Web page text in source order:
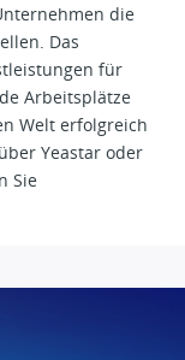
die
Das
für
Arbeitsplätze
Welt erfolgreich
Yeastar oder
Sie